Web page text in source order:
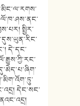
སྤྱིར་
དེ་དང་
དེང་སང་